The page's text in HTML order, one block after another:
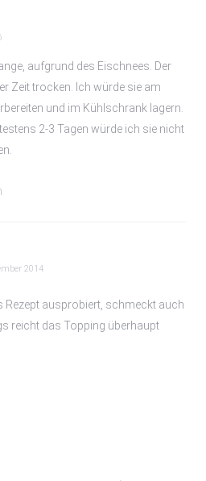
aufgrund des Eischnees. Der
Zeit trocken. Ich würde sie am
und im Kühlschrank lagern.
2-3 Tagen würde ich sie nicht
2014
Rezept ausprobiert, schmeckt auch
reicht das Topping überhaupt